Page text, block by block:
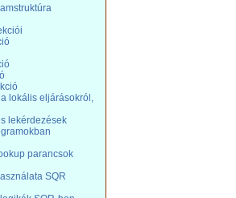
lokális eljárásokról,
lekérdezések
parancsok
SQR